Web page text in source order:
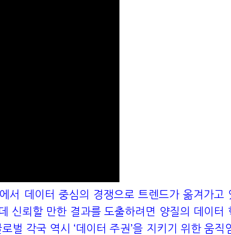
서 데이터 중심의 경쟁으로 트렌드가 옮겨가고
신뢰할 만한 결과를 도출하려면 양질의 데이터
벌 각국 역시 ‘데이터 주권’을 지키기 위한 움직